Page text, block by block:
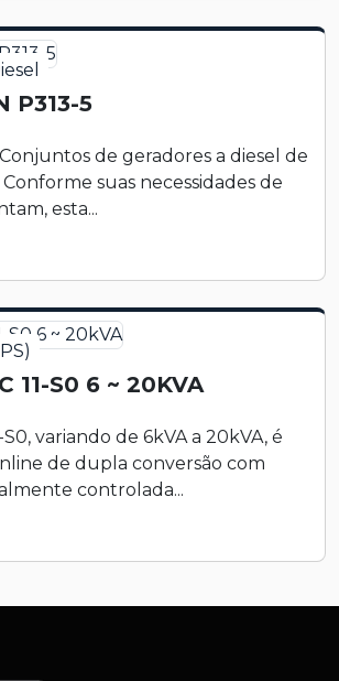
P313-5
de geradores a diesel de
Conforme suas necessidades de
esta...
11-S0 6 ~ 20KVA
S0, variando de 6kVA a 20kVA, é
de dupla conversão com
controlada...